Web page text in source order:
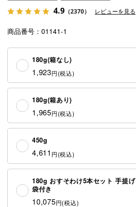
商品番号 01141-1
180g(箱なし)
1,923円
180g(箱あり)
1,965円
450g
4,611 円
180g おすそわけ5本セット 手提げ
袋付き
10,075円
4.9 （2370） レビューを見る